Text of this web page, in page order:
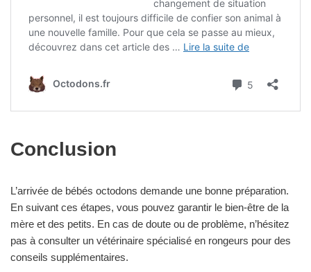
Conclusion
L’arrivée de bébés octodons demande une bonne préparation.
En suivant ces étapes, vous pouvez garantir le bien-être de la
mère et des petits. En cas de doute ou de problème, n’hésitez
pas à consulter un vétérinaire spécialisé en rongeurs pour des
conseils supplémentaires.